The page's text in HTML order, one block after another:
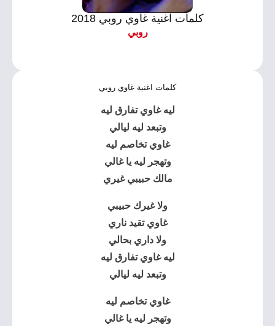
كلمات اغنية غاوي روبي 2018
روبي
كلمات اغنية غاوي روبي
ليه غاوي تفارق ليه
وتبعد ليه ليالي
غاوي تخاصم ليه
وتهجر ليه يا غالي
مالك حبيبي غيري
ولا غيرك حبيبي
غاوي تقيد ناري
ولا داري بحالي
ليه غاوي تفارق ليه
وتبعد ليه ليالي
غاوي تخاصم ليه
وتهجر ليه يا غالي